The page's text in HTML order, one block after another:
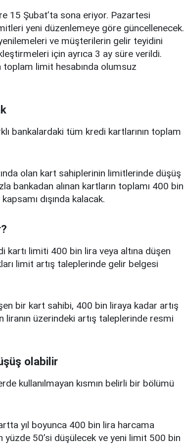
15 Şubat’ta sona eriyor. Pazartesi
yeni düzenlemeye göre güncellenecek.
ve müşterilerin gelir teyidini
için ayrıca 3 ay süre verildi.
toplam limit hesabında olumsuz
bankalardaki tüm kredi kartlarının toplam
olan kart sahiplerinin limitlerinde düşüş
bankadan alınan kartların toplamı 400 bin
dışında kalacak.
kartı limiti 400 bin lira veya altına düşen
limit artış taleplerinde gelir belgesi
bir kart sahibi, 400 bin liraya kadar artış
üzerindeki artış taleplerinde resmi
olabilir
kullanılmayan kısmın belirli bir bölümü
yıl boyunca 400 bin lira harcama
yüzde 50’si düşülecek ve yeni limit 500 bin